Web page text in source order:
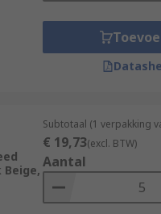
Beige,
Subtotaal (1 verpakking
€ 19,73(excl. BTW)
Aantal